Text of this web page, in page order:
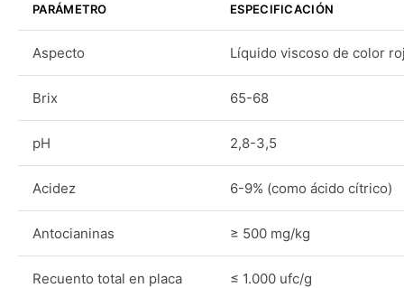
PARÁMETRO ESPECIFICACIÓN
Aspecto Líquido viscoso de color
Brix 65-68
pH 2,8-3,5
Acidez 6-9% (como ácido cítrico)
Antocianinas ≥ 500 mg/kg
Recuento total en placa ≤ 1.000 ufc/g